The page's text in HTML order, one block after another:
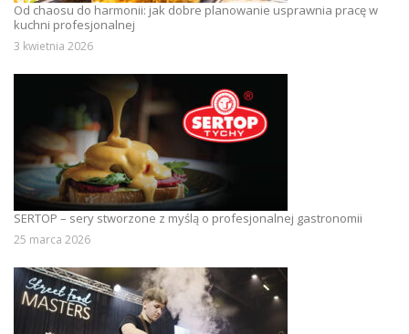
Od chaosu do harmonii: jak dobre planowanie usprawnia pracę w
kuchni profesjonalnej
3 kwietnia 2026
SERTOP – sery stworzone z myślą o profesjonalnej gastronomii
25 marca 2026